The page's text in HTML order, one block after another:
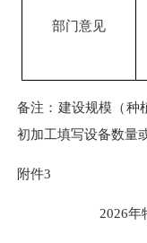
部门意见
备注： 建设规模 （
初加工填写设备数量
附件3
2026年